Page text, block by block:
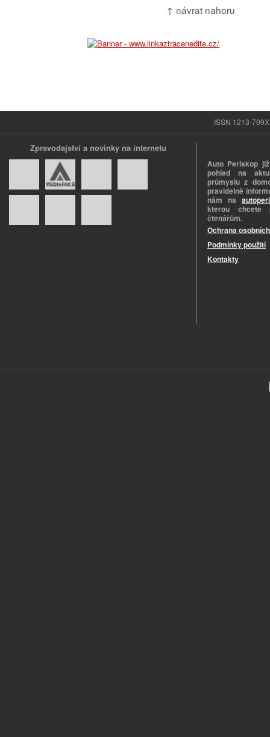
↑ návrat nahoru
ISSN 1213-
Zpravodajství a novinky na internetu
Auto Periskop
pohled na
průmyslu z
pravidelně
nám na
kterou chcete
čtenářům.
Ochrana
Podmínky použití
Kontakty